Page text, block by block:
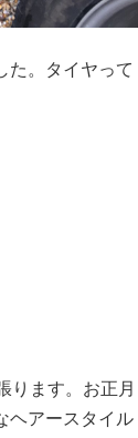
た。タイヤって
ります。お正月
ヘアースタイル